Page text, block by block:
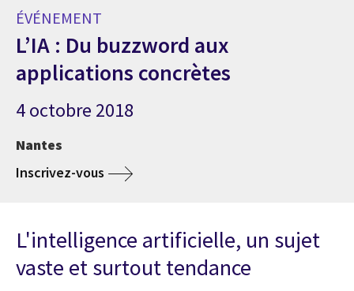
ÉVÉNEMENT
L’IA : Du buzzword aux
applications concrètes
4 octobre 2018
Nantes
Inscrivez-vous
L'intelligence artificielle, un sujet
vaste et surtout tendance